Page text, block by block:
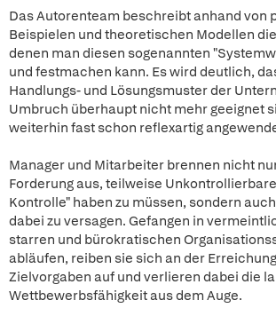
Das Autorenteam beschreibt anhand von
Beispielen und theoretischen Modellen
denen man diesen sogenannten
und festmachen kann. Es wird deutlich,
Handlungs- und Lösungsmuster der
Umbruch überhaupt nicht mehr geeignet
weiterhin fast schon reflexartig
Manager und Mitarbeiter brennen nicht
Forderung aus, teilweise
Kontrolle" haben zu müssen, sondern
dabei zu versagen. Gefangen in
starren und bürokratischen
abläufen, reiben sie sich an der
Zielvorgaben auf und verlieren dabei die
Wettbewerbsfähigkeit aus dem Auge.